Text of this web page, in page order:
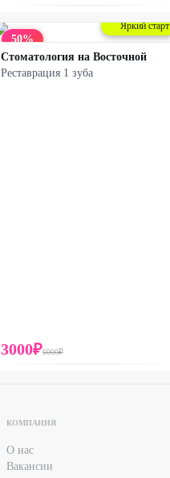
50%
Яркий старт
Стоматология на Восточной
Реставрация 1 зуба
3000₽6000₽
КОМПАНИЯ
О нас
Вакансии